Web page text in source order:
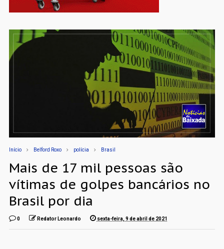
Início Belford Roxo polícia Brasil
Mais de 17 mil pessoas são
vítimas de golpes bancários no
Brasil por dia
0 Redator Leonardo sexta-feira, 9 de abril de 2021